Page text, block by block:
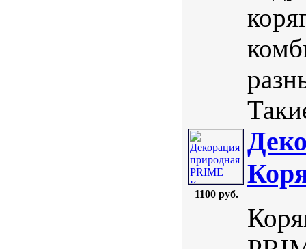
1100 руб.